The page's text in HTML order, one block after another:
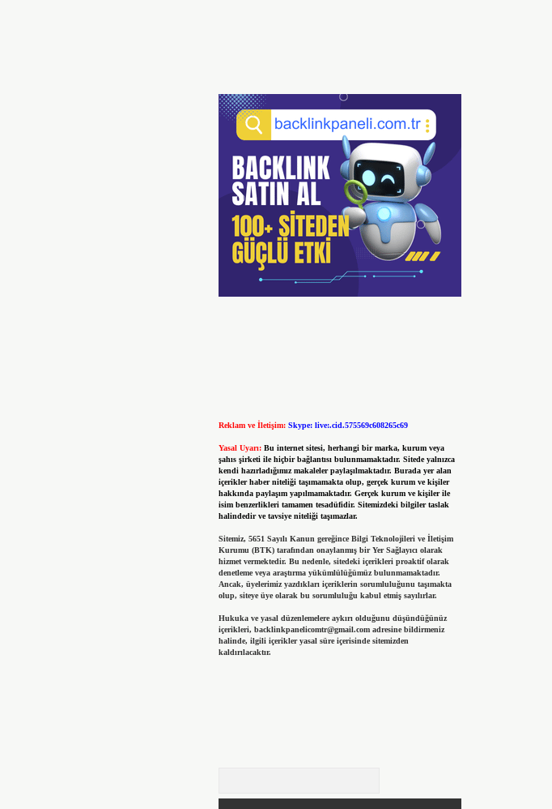
Reklam ve İletişim: Skype: live:.cid.575569c608265c69
Yasal Uyarı: Bu internet sitesi, herhangi bir marka, kurum veya
şahıs şirketi ile hiçbir bağlantısı bulunmamaktadır. Sitede yalnızca
kendi hazırladığımız makaleler paylaşılmaktadır. Burada yer alan
içerikler haber niteliği taşımamakta olup, gerçek kurum ve kişiler
hakkında paylaşım yapılmamaktadır. Gerçek kurum ve kişiler ile
isim benzerlikleri tamamen tesadüfidir. Sitemizdeki bilgiler taslak
halindedir ve tavsiye niteliği taşımazlar.
Sitemiz, 5651 Sayılı Kanun gereğince Bilgi Teknolojileri ve İletişim
Kurumu (BTK) tarafından onaylanmış bir Yer Sağlayıcı olarak
hizmet vermektedir. Bu nedenle, sitedeki içerikleri proaktif olarak
denetleme veya araştırma yükümlülüğümüz bulunmamaktadır.
Ancak, üyelerimiz yazdıkları içeriklerin sorumluluğunu taşımakta
olup, siteye üye olarak bu sorumluluğu kabul etmiş sayılırlar.
Hukuka ve yasal düzenlemelere aykırı olduğunu düşündüğünüz
içerikleri, backlinkpanelicomtr@gmail.comadresine bildirmeniz
halinde, ilgili içerikler yasal süre içerisinde sitemizden
kaldırılacaktır.